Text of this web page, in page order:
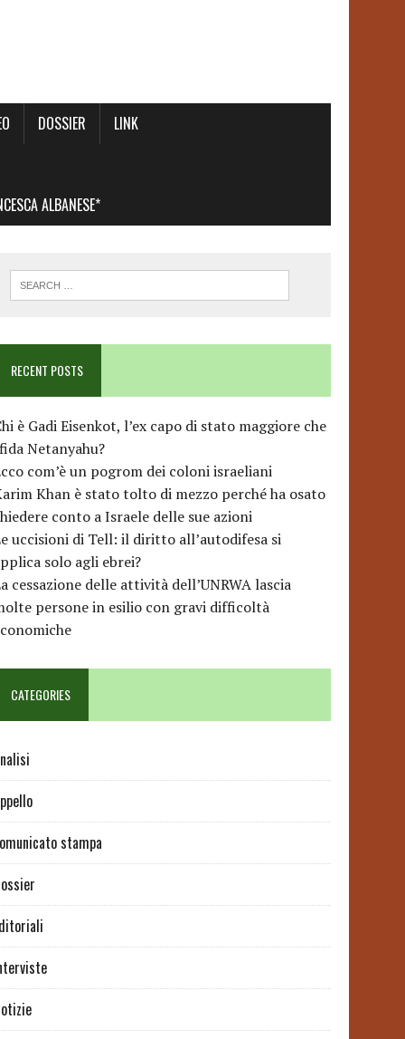
DOSSIER
LINK
ALBANESE*
RECENT POSTS
è Gadi Eisenkot, l’ex capo di stato maggiore che
Netanyahu?
com’è un pogrom dei coloni israeliani
Khan è stato tolto di mezzo perché ha osato
conto a Israele delle sue azioni
uccisioni di Tell: il diritto all’autodifesa si
solo agli ebrei?
cessazione delle attività dell’UNRWA lascia
persone in esilio con gravi difficoltà
CATEGORIES
stampa